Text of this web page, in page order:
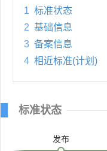
1 标准状态
2 基础信息
3 备案信息
4 相近标准(计划)
标准状态
发布